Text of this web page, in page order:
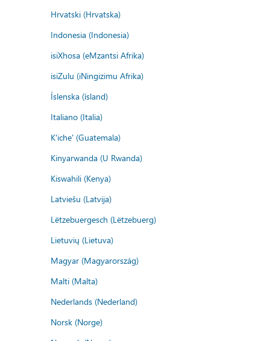
Hrvatski (Hrvatska)
Indonesia (Indonesia)
isiXhosa (eMzantsi Afrika)
isiZulu (iNingizimu Afrika)
Íslenska (ísland)
Italiano (Italia)
K'iche' (Guatemala)
Kinyarwanda (U Rwanda)
Kiswahili (Kenya)
Latviešu (Latvija)
Lëtzebuergesch (Lëtzebuerg)
Lietuvių (Lietuva)
Magyar (Magyarország)
Malti (Malta)
Nederlands (Nederland)
Norsk (Norge)